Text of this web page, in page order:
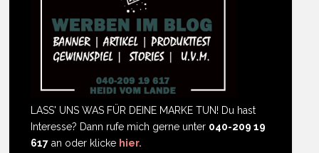
LASS' UNS WAS FÜR DEINE MARKE TUN! Du hast
Interesse? Dann rufe mich gerne unter 040-209 19
617 an oder klicke hier.